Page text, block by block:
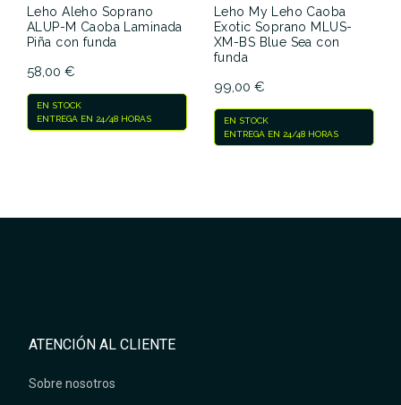
Leho Aleho Soprano
ALUP-M Caoba Laminada
Piña con funda
58,00 €
EN STOCK
ENTREGA EN 24/48 HORAS
Leho My Leho Caoba
Exotic Soprano MLUS-
XM-BS Blue Sea con
funda
99,00 €
EN STOCK
ENTREGA EN 24/48 HORAS
ATENCIÓN AL CLIENTE
Sobre nosotros